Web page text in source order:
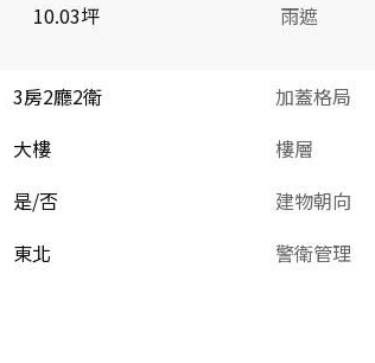
10.03坪 雨遮
3房2廳2衛
加蓋格局
大樓
樓層
是/否
建物朝向
東北
警衛管理